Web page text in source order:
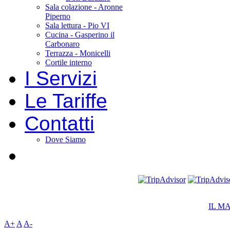
Sala colazione - Aronne
Piperno
Sala lettura - Pio VI
Cucina - Gasperino il
Carbonaro
Terrazza - Monicelli
Cortile interno
I Servizi
Le Tariffe
Contatti
Dove Siamo
IL
A+AA-